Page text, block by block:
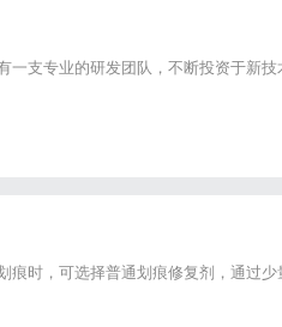
一支专业的研发团队，不断投资于新技
痕时，可选择普通划痕修复剂，通过少